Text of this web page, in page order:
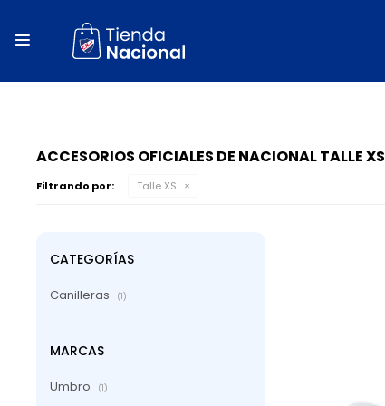

ACCESORIOS OFICIALES DE NACIONAL TALLE XS
Filtrando por: Talle XS
CATEGORÍAS
Canilleras (1)
MARCAS
Umbro (1)
close
local_shipping
percent